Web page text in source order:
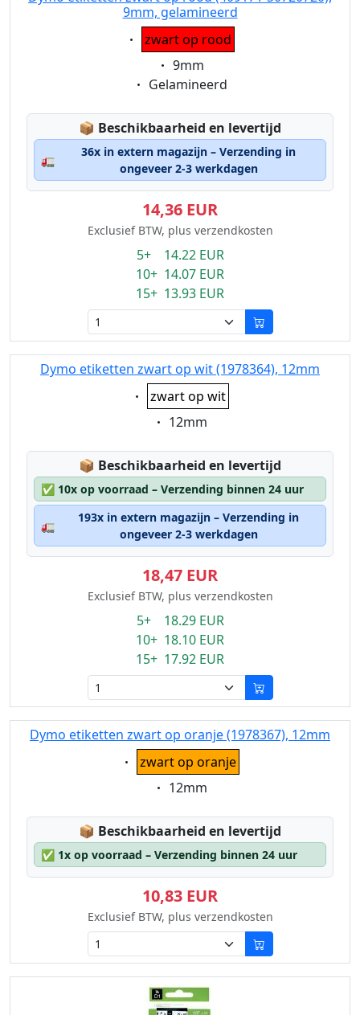
9mm, gelamineerd
Eigenschaft:
zwart op rood
Eigenschaft:
9mm
Eigenschaft:
Gelamineerd
📦 Lagerstatus:
Beschikbaarheid en levertijd
🚛
36x in extern magazijn – Verzending in
ongeveer 2-3 werkdagen
14,36 EUR
Exclusief BTW, plus verzendkosten
5+ 14.22 EUR
10+ 14.07 EUR
15+ 13.93 EUR
Dymo etiketten zwart op wit (1978364), 12mm
Eigenschaft:
zwart op wit
Eigenschaft:
12mm
📦 Lagerstatus:
Beschikbaarheid en levertijd
✅ 10x op voorraad – Verzending binnen 24 uur
🚛
193x in extern magazijn – Verzending in
ongeveer 2-3 werkdagen
18,47 EUR
Exclusief BTW, plus verzendkosten
5+ 18.29 EUR
10+ 18.10 EUR
15+ 17.92 EUR
Dymo etiketten zwart op oranje (1978367), 12mm
Eigenschaft:
zwart op oranje
Eigenschaft:
12mm
📦 Lagerstatus:
Beschikbaarheid en levertijd
✅ 1x op voorraad – Verzending binnen 24 uur
10,83 EUR
Exclusief BTW, plus verzendkosten